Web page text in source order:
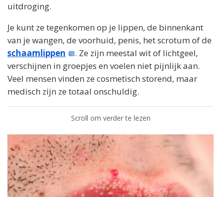
uitdroging.
Je kunt ze tegenkomen op je lippen, de binnenkant
van je wangen, de voorhuid, penis, het scrotum of de
schaamlippen
. Ze zijn meestal wit of lichtgeel,
verschijnen in groepjes en voelen niet pijnlijk aan.
Veel mensen vinden ze cosmetisch storend, maar
medisch zijn ze totaal onschuldig.
Scroll om verder te lezen